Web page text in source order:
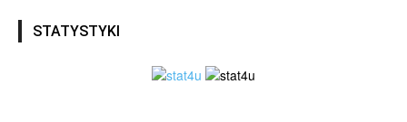
STATYSTYKI